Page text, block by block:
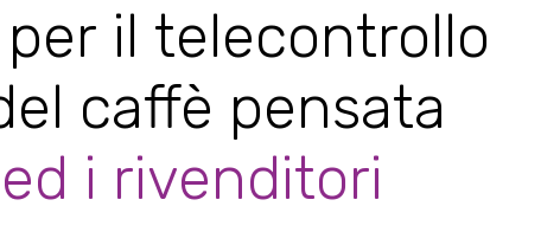
per il telecontrollo
caffè pensata
i rivenditori